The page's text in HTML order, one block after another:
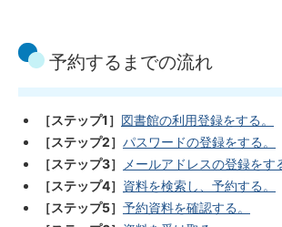
予約するまでの流れ
［ステップ1］ 図書館の利用登録をする。
［ステップ2］ パスワードの登録をする。
［ステップ3］
メールアドレスの登録をす
［ステップ4］ 資料を検索し、予約する。
［ステップ5］ 予約資料を確認する。